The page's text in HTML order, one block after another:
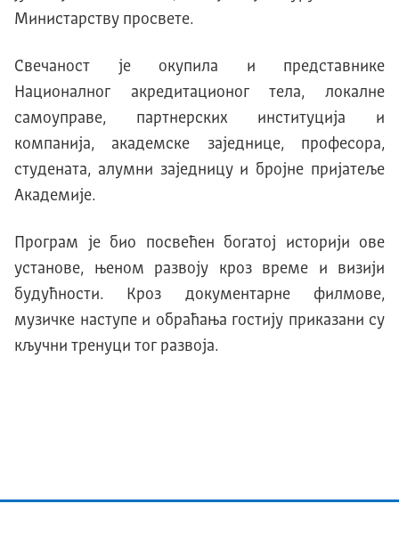
Министарству просвете.
Свечаност је окупила и представнике
Националног акредитационог тела, локалне
самоуправе, партнерских институција и
компанија, академске заједнице, професора,
студената, алумни заједницу и бројне пријатеље
Академије.
Програм је био посвећен богатој историји ове
установе, њеном развоју кроз време и визији
будућности. Kроз документарне филмове,
музичке наступе и обраћања гостију приказани су
кључни тренуци тог развоја.